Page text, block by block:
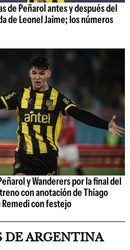
de Peñarol antes y después del
de Leonel Jaime; los números
y Wanderers por la final del
con anotación de Thiago
Remedi con festejo
DE ARGENTINA